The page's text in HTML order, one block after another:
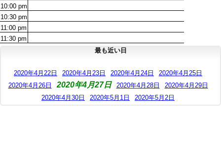
10:00 pm
10:30 pm
11:00 pm
11:30 pm
最も近い日
2020年4月22日 2020年4月23日 2020年4月24日
2020年4月25日
2020年4月26日
2020年4月27日 2020年4月28日
2020年4月29日
2020年4月30日
2020年5月1日 2020年5月2日